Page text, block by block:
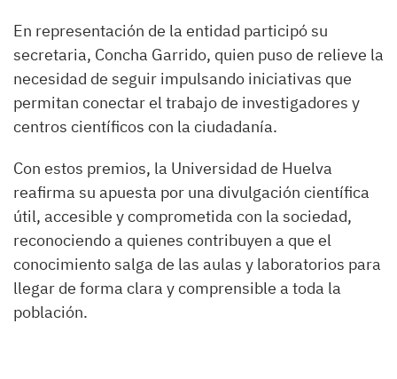
En representación de la entidad participó su
secretaria, Concha Garrido, quien puso de relieve la
necesidad de seguir impulsando iniciativas que
permitan conectar el trabajo de investigadores y
centros científicos con la ciudadanía.
Con estos premios, la Universidad de Huelva
reafirma su apuesta por una divulgación científica
útil, accesible y comprometida con la sociedad,
reconociendo a quienes contribuyen a que el
conocimiento salga de las aulas y laboratorios para
llegar de forma clara y comprensible a toda la
población.